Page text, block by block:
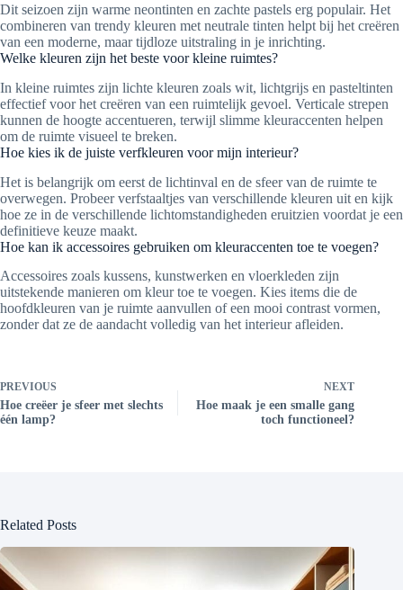
Dit seizoen zijn warme neontinten en zachte pastels erg populair. Het
combineren van trendy kleuren met neutrale tinten helpt bij het creëren
van een moderne, maar tijdloze uitstraling in je inrichting.
Welke kleuren zijn het beste voor kleine ruimtes?
In kleine ruimtes zijn lichte kleuren zoals wit, lichtgrijs en pasteltinten
effectief voor het creëren van een ruimtelijk gevoel. Verticale strepen
kunnen de hoogte accentueren, terwijl slimme kleuraccenten helpen
om de ruimte visueel te breken.
Hoe kies ik de juiste verfkleuren voor mijn interieur?
Het is belangrijk om eerst de lichtinval en de sfeer van de ruimte te
overwegen. Probeer verfstaaltjes van verschillende kleuren uit en kijk
hoe ze in de verschillende lichtomstandigheden eruitzien voordat je een
definitieve keuze maakt.
Hoe kan ik accessoires gebruiken om kleuraccenten toe te voegen?
Accessoires zoals kussens, kunstwerken en vloerkleden zijn
uitstekende manieren om kleur toe te voegen. Kies items die de
hoofdkleuren van je ruimte aanvullen of een mooi contrast vormen,
zonder dat ze de aandacht volledig van het interieur afleiden.
PREVIOUS
Hoe creëer je sfeer met slechts
één lamp?
NEXT
Hoe maak je een smalle gang
toch functioneel?
Related Posts